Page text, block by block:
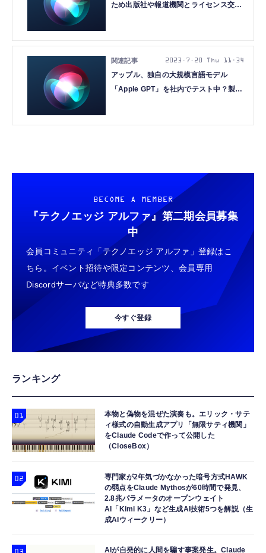
ため出版社や報道機関とライセンス交渉
アップル、独自の大規模言語モデル
「Apple GPT」を社内でテスト中？製品
2023.7.20 Thu 11:34
BECOME A MEMBER
『テクノエッジ アルファ』 第二期会員募集
中
会員コミュニティ「テクノエッジ アルファ」登録はこ
ちら。イベント招待や限定コンテンツ、会員専用
Discordサーバなど特典多数です
今すぐ登録
ランキング
本物と偽物を混ぜた演奏も。エリック・サテ
ィ様式の自動生成アプリ「無限サティ機関」
をClaude Codeで作って公開した
（CloseBox）
専門家が2年気づかなかった暗号方式HAWK
の弱点をClaude Mythosが60時間で発見、
2.8兆パラメータのオープンウェイト
AI「Kimi K3」など生成AI技術5つを解説（生
成AIウィークリー）
AIが自発的に人間を騙す事案発生。Claude